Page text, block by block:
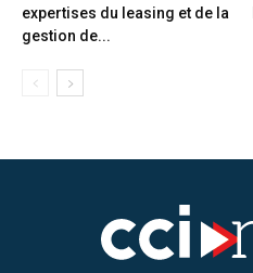
expertises du leasing et de la
gestion de...